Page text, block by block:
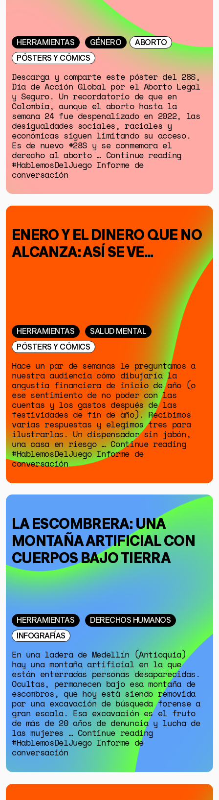
GÉNERO
DERECHOS HUMANOS
SALUD MENTAL
EMERGENCIA CLIMÁTICA
HERRAMIENTAS
SOBRE MUTANTE
DONACIONES
ESPECIALES
HERRAMIENTAS GÉNERO
ABORTO
PÓSTERS Y CÓMICS
Descarga y comparte este póster del 28S,
Día de Acción Global por el Aborto Legal
y Seguro. Un recordatorio de que en
Colombia, aunque el aborto hasta la
semana 24 fue despenalizado en 2022, las
desigualdades sociales, raciales y
económicas siguen limitando su acceso.
Es de nuevo #28S y se conmemora el
derecho al aborto … Continue reading
#HablemosDelJuego Informe de
conversación
ENERO Y EL DINERO QUE NO
ALCANZA: ASÍ SE VE...
HERRAMIENTAS
SALUD MENTAL
PÓSTERS Y CÓMICS
Hace un par de semanas le preguntamos a
nuestra audiencia cómo dibujaría la
angustia financiera de inicio de año (o
ese sentimiento de no poder con las
cuentas y los gastos después de las
festividades de fin de año). Recibimos
varias respuestas y elegimos tres para
ilustrarlas. Un dispensador sin jabón,
una casa en riesgo … Continue reading
#HablemosDelJuego Informe de
conversación
LA ESCOMBRERA: UNA
MONTAÑA ARTIFICIAL CON
CUERPOS BAJO TIERRA
HERRAMIENTAS
DERECHOS HUMANOS
INFOGRAFÍAS
En una ladera de Medellín (Antioquia)
hay una montaña artificial en la que
están enterradas personas desaparecidas.
Ocultas, permanecen bajo esa montaña de
escombros, que hoy está siendo removida
por una excavación de búsqueda forense a
gran escala. Esa excavación es el fruto
de más de 20 años de denuncia y lucha de
las mujeres … Continue reading
#HablemosDelJuego Informe de
conversación